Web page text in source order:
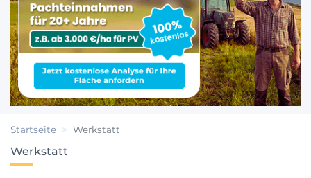
Startseite Werkstatt
Werkstatt